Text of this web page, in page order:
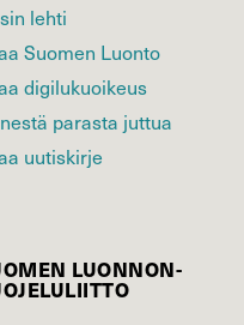
lehti
Suomen Luonto
digilukuoikeus
parasta juttua
uutiskirje
LUONNON­